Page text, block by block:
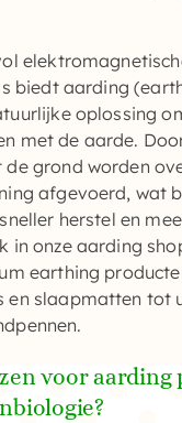
biedt aarding
oplossing
met de aarde.
de grond worden
afgevoerd, wat
herstel en
in onzeaarding
earthing
en slaapmatten tot
voor aarding